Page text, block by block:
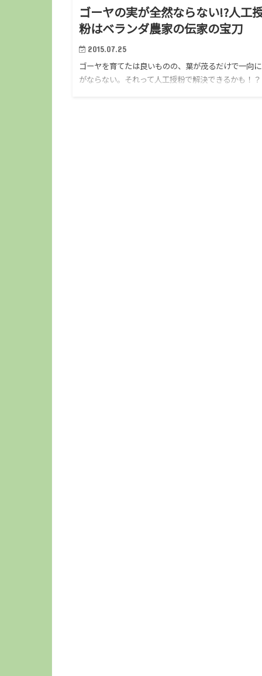
ゴーヤの実が全然ならない!?人工
粉はベランダ農家の伝家の宝刀
2015.07.25
ゴーヤを育てたは良いものの、葉が茂るだけで一向
がならない。それって人工授粉で解決できるかも！？